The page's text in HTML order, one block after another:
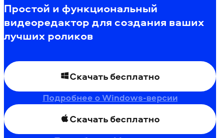
Простой и функциональный
видеоредактор для создания ваших
лучших роликов
Скачать бесплатно
Подробнее о Windows-версии
Скачать бесплатно